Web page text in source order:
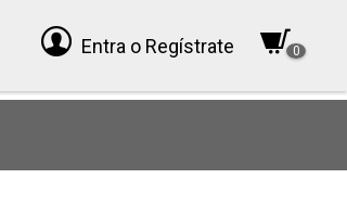
Entra o Regístrate 0